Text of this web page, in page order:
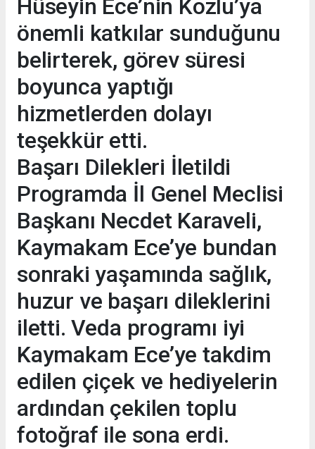
Hüseyin Ece’nin Kozlu’ya
önemli katkılar sunduğunu
belirterek, görev süresi
boyunca yaptığı
hizmetlerden dolayı
teşekkür etti.
Başarı Dilekleri İletildi
Programda İl Genel Meclisi
Başkanı Necdet Karaveli,
Kaymakam Ece’ye bundan
sonraki yaşamında sağlık,
huzur ve başarı dileklerini
iletti. Veda programı iyi
Kaymakam Ece’ye takdim
edilen çiçek ve hediyelerin
ardından çekilen toplu
fotoğraf ile sona erdi.